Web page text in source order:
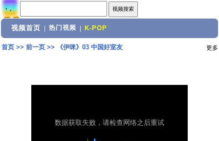
视频首页 热门视频 K-POP
首页>> 前一页>> 《伊咪》03 中国好室友 更多